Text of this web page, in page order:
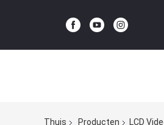
Thuis Producten LCD